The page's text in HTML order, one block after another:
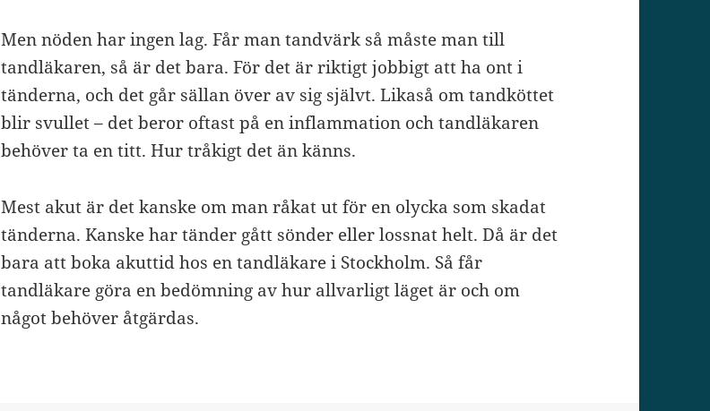
Men nöden har ingen lag. Får man tandvärk så måste man till
tandläkaren, så är det bara. För det är riktigt jobbigt att ha ont i
tänderna, och det går sällan över av sig självt. Likaså om tandköttet
blir svullet – det beror oftast på en inflammation och tandläkaren
behöver ta en titt. Hur tråkigt det än känns.
Mest akut är det kanske om man råkat ut för en olycka som skadat
tänderna. Kanske har tänder gått sönder eller lossnat helt. Då är det
bara att boka akuttid hos en tandläkare i Stockholm. Så får
tandläkare göra en bedömning av hur allvarligt läget är och om
något behöver åtgärdas.